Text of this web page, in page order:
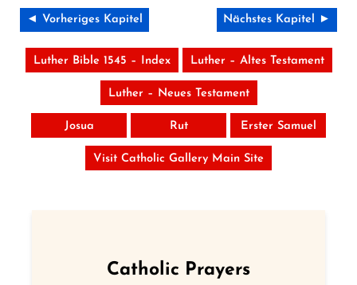
◄ Vorheriges Kapitel Nächstes Kapitel ►
Luther Bible 1545 – Index Luther – Altes Testament
Luther – Neues Testament
Josua Rut Erster Samuel
Visit Catholic Gallery Main Site
Catholic Prayers